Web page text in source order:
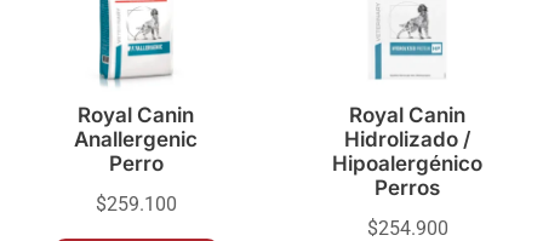
Royal Canin
Anallergenic
Perro
$259.100
Royal Canin
Hidrolizado /
Hipoalergénico
Perros
$254.900